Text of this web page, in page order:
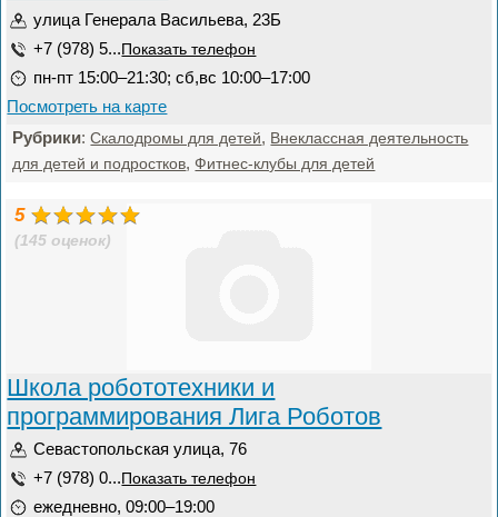
улица Генерала Васильева, 23Б
+7 (978) 5... Показать телефон
пн-пт 15:00–21:30; сб,вс 10:00–17:00
Посмотреть на карте
Рубрики:Скалодромы для детей, Внеклассная деятельность
для детей и подростков,Фитнес-клубы для детей
5
(145 оценок)
Школа робототехники и
программирования Лига Роботов
Севастопольская улица, 76
+7 (978) 0... Показать телефон
ежедневно, 09:00–19:00